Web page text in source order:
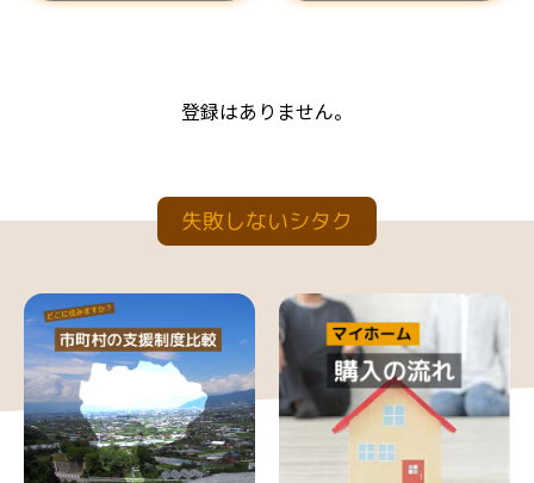
登録はありません。
失敗しないシタク